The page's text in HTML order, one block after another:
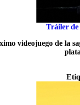
Tráiler
videojuego de la